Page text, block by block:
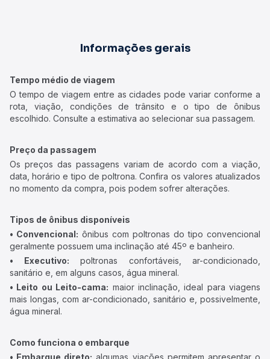
Informações gerais
Tempo médio de viagem
O tempo de viagem entre as cidades pode variar conforme a
rota, viação, condições de trânsito e o tipo de ônibus
escolhido. Consulte a estimativa ao selecionar sua passagem.
Preço da passagem
Os preços das passagens variam de acordo com a viação,
data, horário e tipo de poltrona. Confira os valores atualizados
no momento da compra, pois podem sofrer alterações.
Tipos de ônibus disponíveis
• Convencional: ônibus com poltronas do tipo convencional
geralmente possuem uma inclinação até 45º e banheiro.
• Executivo: poltronas confortáveis, ar-condicionado,
sanitário e, em alguns casos, água mineral.
• Leito ou Leito-cama: maior inclinação, ideal para viagens
mais longas, com ar-condicionado, sanitário e, possivelmente,
água mineral.
Como funciona o embarque
• Embarque direto: algumas viações permitem apresentar o